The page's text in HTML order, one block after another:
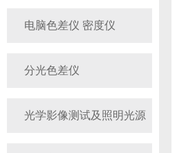
电脑色差仪 密度仪
分光色差仪
光学影像测试及照明光源